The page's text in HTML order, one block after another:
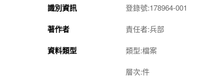
識別資訊 登錄號:178964-001
著作者 責任者:兵部
資料類型 類型:檔案
層次:件